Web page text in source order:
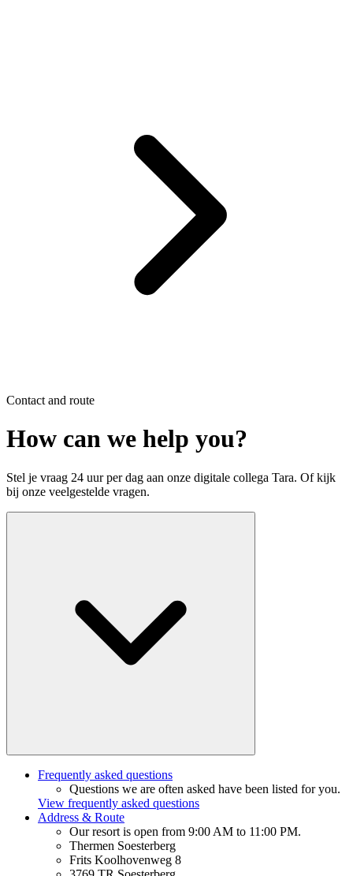
Contact and route
How can we help you?
Stel je vraag 24 uur per dag aan onze digitale collega Tara. Of kijk
bij onze veelgestelde vragen.
Frequently asked questions
Questions we are often asked have been listed for you.
View frequently asked questions
Address & Route
Our resort is open from 9:00 AM to 11:00 PM.
Thermen Soesterberg
Frits Koolhovenweg 8